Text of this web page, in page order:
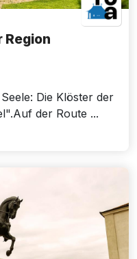
Region
Die Klöster der
der Route ...